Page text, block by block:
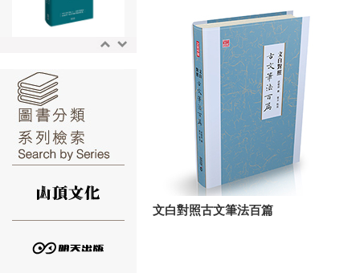
⑥
文白對照古文筆法百篇